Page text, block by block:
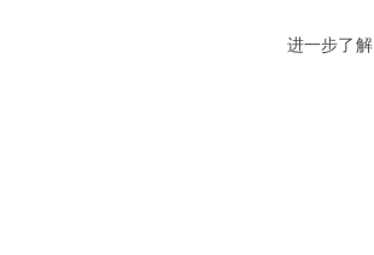
进一步了解